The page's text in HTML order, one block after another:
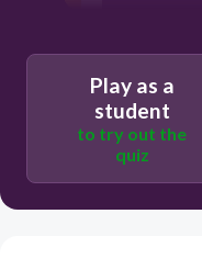
Play as a
student
to try out the
quiz